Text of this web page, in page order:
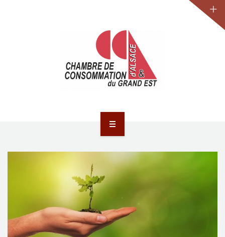
LA CCA-GE
NOS ACTIONS